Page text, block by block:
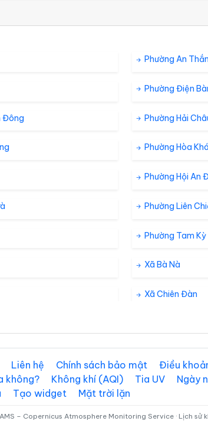
Phường An
Phường Điện
Đông Phường Hải
Phường Hòa
Phường Hội An
Phường Liên
Phường Tam Kỳ
Xã Bà Nà
Xã Chiên Đàn
Xã Gò Nổi
Xã Hòa Tiến
Liên hệ Chính sách bảo mật Điều
không? Không khí (AQI) Tia UV Ngày
Tạo widget Mặt trời lặn
– Copernicus Atmosphere Monitoring Service · Lịch sử